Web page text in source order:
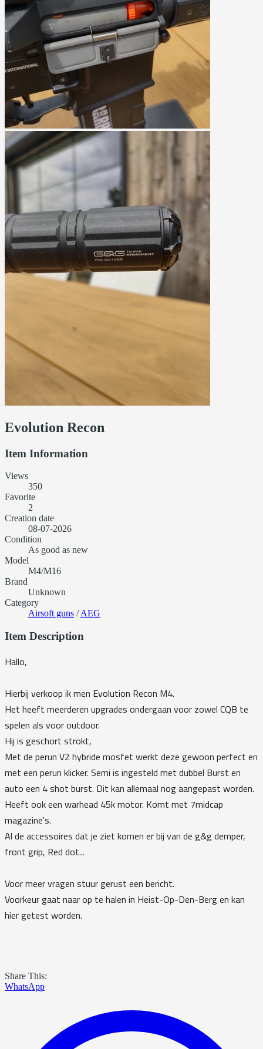
Evolution Recon
Item Information
Views
350
Favorite
2
Creation date
08-07-2026
Condition
As good as new
Model
M4/M16
Brand
Unknown
Category
Airsoft guns /AEG
Item Description
Hallo,
Hierbij verkoop ik men Evolution Recon M4.
Het heeft meerderen upgrades ondergaan voor zowel CQB te
spelen als voor outdoor.
Hij is geschort strokt,
Met de perun V2 hybride mosfet werkt deze gewoon perfect en
met een perun klicker. Semi is ingesteld met dubbel Burst en
auto een 4 shot burst. Dit kan allemaal nog aangepast worden.
Heeft ook een warhead 45k motor. Komt met 7midcap
magazine's.
Al de accessoires dat je ziet komen er bij van de g&g demper,
front grip, Red dot...
Voor meer vragen stuur gerust een bericht.
Voorkeur gaat naar op te halen in Heist-Op-Den-Berg en kan
hier getest worden.
Share This:
WhatsApp